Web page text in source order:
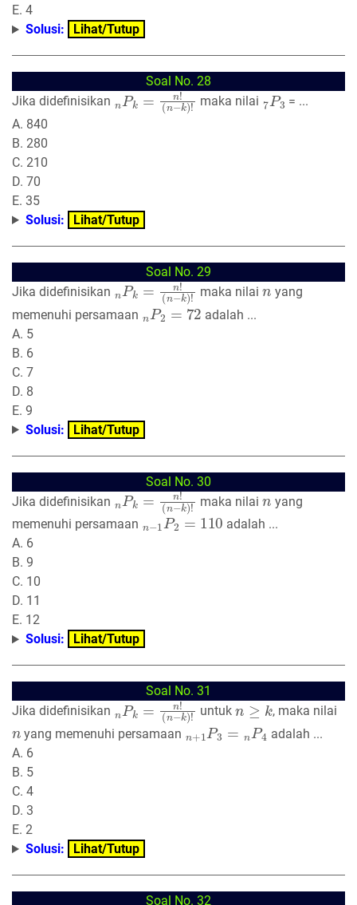
E. 4
Solusi:
Lihat/Tutup
Soal No. 28
Jika didefinisikan
nPk=n!
(n−k)!
maka nilai
7P3
= ...
A. 840
B. 280
C. 210
D. 70
E. 35
Solusi:
Lihat/Tutup
Soal No. 29
Jika didefinisikan
nPk=n!
(n−k)!
maka nilai
n
yang
memenuhi persamaan
P2=72
adalah ...
A. 5
B. 6
C. 7
D. 8
E. 9
Solusi:
Lihat/Tutup
Soal No. 30
Jika didefinisikan
nPk=n!
(n−k)!
maka nilai
n
yang
memenuhi persamaan
1P2= 110
adalah ...
A. 6
B. 9
C. 10
D. 11
E. 12
Solusi:
Lihat/Tutup
Soal No. 31
Jika didefinisikan
nPk=n!
(n−k)!
untuk
n≥k
, maka nilai
yang memenuhi persamaan
n 1P P4
adalah ...
A. 6
B. 5
C. 4
D. 3
E. 2
Solusi:
Lihat/Tutup
Soal No. 32